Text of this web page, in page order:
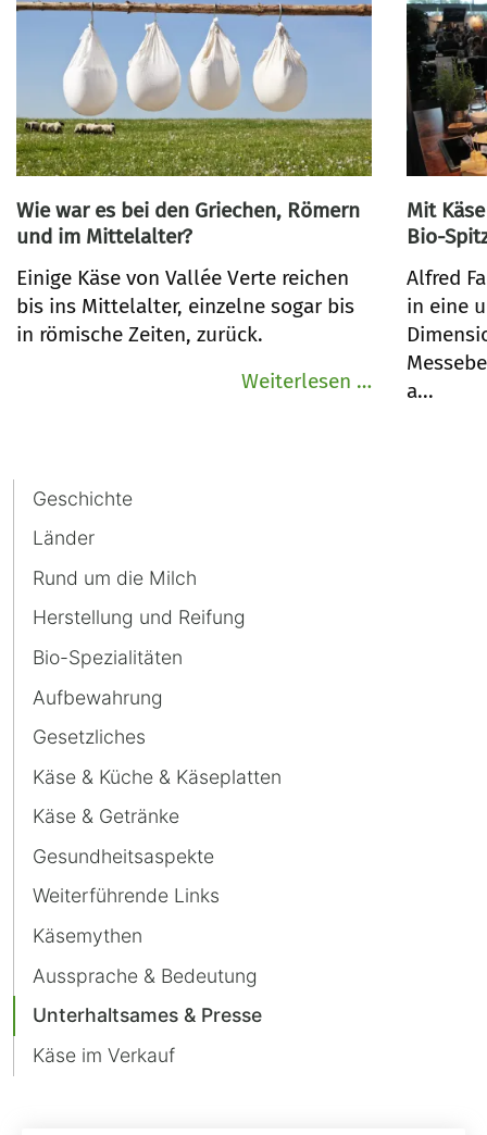
Wie war es bei den Griechen, Römern
und im Mittelalter?
Einige Käse von Vallée Verte reichen
bis ins Mittelalter, einzelne sogar bis
in römische Zeiten, zurück.
Weiterlesen …Wie
Mit
Bio-
Alfred
in eine
a...
Navigation
Geschichte
Länder
Rund um die Milch
Herstellung und Reifung
Bio-Spezialitäten
Aufbewahrung
Gesetzliches
Käse & Küche & Käseplatten
Käse & Getränke
Gesundheitsaspekte
Weiterführende Links
Käsemythen
Aussprache & Bedeutung
Unterhaltsames & Presse
Käse im Verkauf